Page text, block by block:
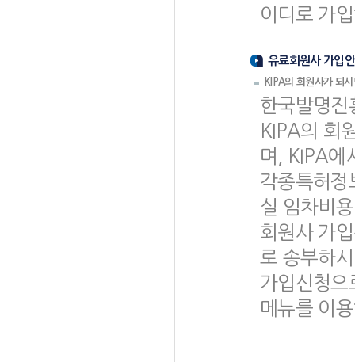
이디로 가
유료회원사 가입
KIPA의 회원사가 되시
한국발명
KIPA의 회
며, KIPA에
각종특허정
실 임차비
회원사 가
로 송부하
가입신청으
메뉴를 이